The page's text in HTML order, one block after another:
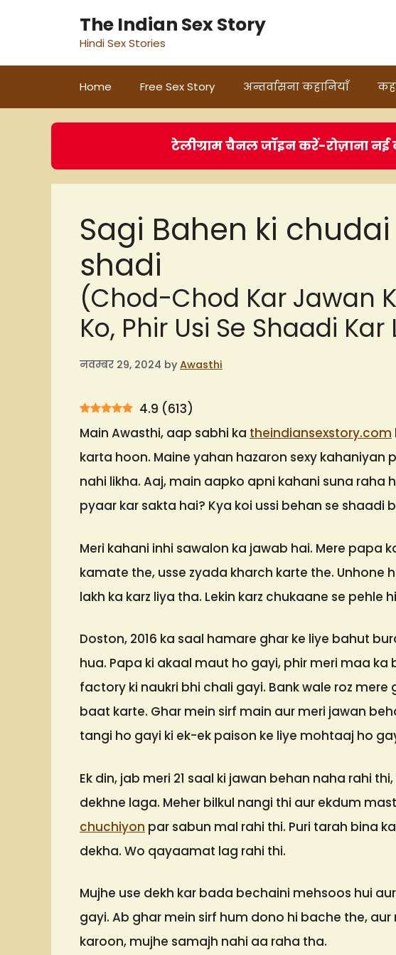
The Indian Sex Story
Hindi Sex Stories
Home Free Sex Story अन्तर्वासना कहानियाँ
टेलीग्राम चैनल जॉइन करें-रोज़ाना
Sagi Bahen ki
shadi
(Chod-Chod Kar Jawan
Ko, Phir Usi Se Shaadi Kar
नवम्बर 29, 2024 by Awasthi
4.9 (613)
Main Awasthi, aap sabhi ka theindiansexstory.com
karta hoon. Maine yahan hazaron sexy kahaniyan
nahi likha. Aaj, main aapko apni kahani suna raha
pyaar kar sakta hai? Kya koi ussi behan se shaadi
Meri kahani inhi sawalon ka jawab hai. Mere papa
kamate the, usse zyada kharch karte the. Unhone
lakh ka karz liya tha. Lekin karz chukaane se pehle
Doston, 2016 ka saal hamare ghar ke liye bahut
hua. Papa ki akaal maut ho gayi, phir meri maa ka
factory ki naukri bhi chali gayi. Bank wale roz
baat karte. Ghar mein sirf main aur meri jawan
tangi ho gayi ki ek-ek paison ke liye mohtaaj ho
Ek din, jab meri 21 saal ki jawan behan naha rahi
dekhne laga. Meher bilkul nangi thi aur ekdum
chuchiyon par sabun mal rahi thi. Puri tarah bina
dekha. Wo qayaamat lag rahi thi.
Mujhe use dekh kar bada bechaini mehsoos hui
gayi. Ab ghar mein sirf hum dono hi bache the,
karoon, mujhe samajh nahi aa raha tha.